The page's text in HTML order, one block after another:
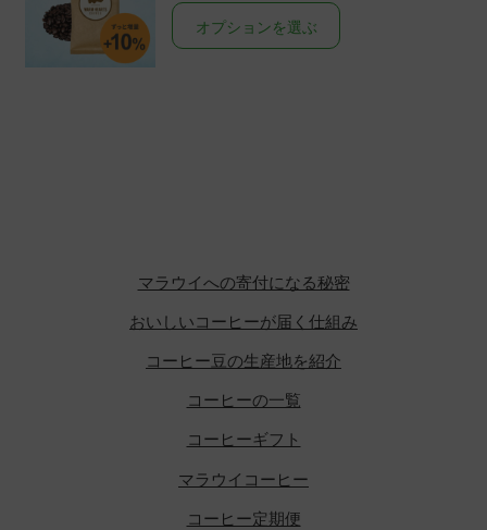
オプションを選ぶ
こ
の
リ
エ
シ
マラウイへの寄付になる秘密
おいしいコーヒーが届く仕組み
コーヒー豆の生産地を紹介
コーヒーの一覧
コーヒーギフト
マラウイコーヒー
コーヒー定期便